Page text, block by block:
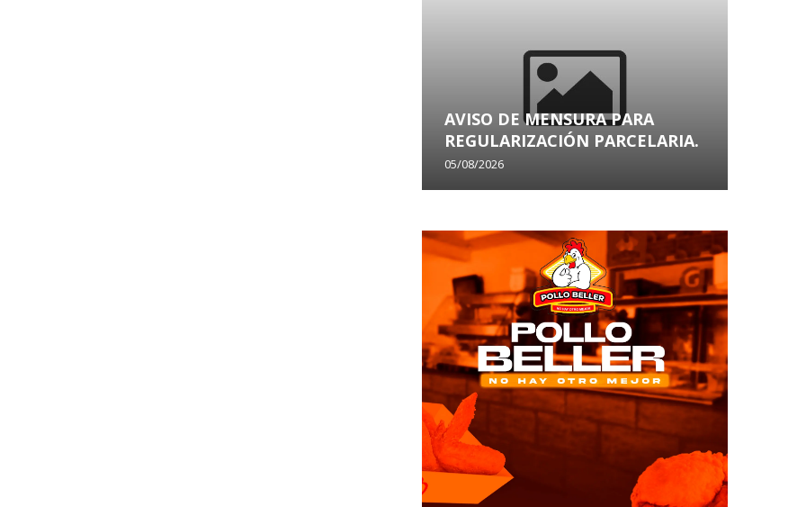
AVISO DE MENSURA PARA
REGULARIZACIÓN PARCELARIA.
05/08/2026